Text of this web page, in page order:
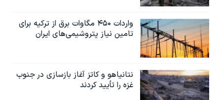
واردات ۴۵۰ مگاوات برق از ترکیه برای
تامین نیاز پتروشیمی‌های ایران
نتانیاهو و کاتز آغاز بازسازی در جنوب
غزه را تأیید کردند